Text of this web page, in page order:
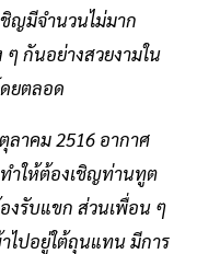
ญมีจำนวนไม่มาก
ๆ กันอย่างสวยงามใน
ยตลอด
ลาคม 2516 อากาศ
ำให้ต้องเชิญท่านทูต
งรับแขก ส่วนเพื่อน ๆ
ไปอยู่ใต้ถุนแทน มีการ